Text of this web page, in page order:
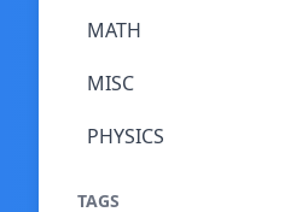
MATH
MISC
PHYSICS
TAGS